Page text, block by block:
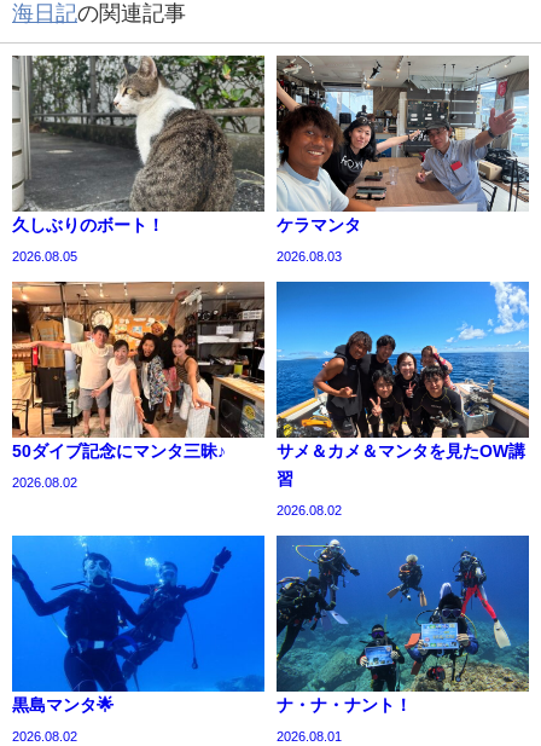
海日記の関連記事
久しぶりのボート！
2026.08.05
ケラマンタ
2026.08.03
50ダイブ記念にマンタ三昧♪
2026.08.02
サメ＆カメ＆マンタを見たOW講
習
2026.08.02
黒島マンタ🌟
2026.08.02
ナ・ナ・ナント！
2026.08.01